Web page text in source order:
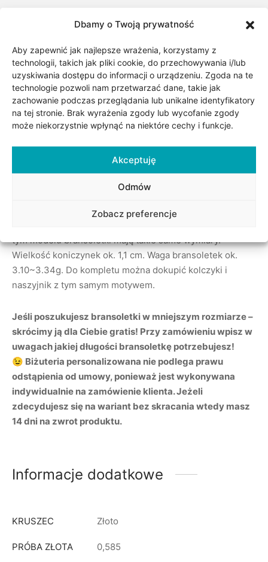
Dbamy o Twoją prywatność
Aby zapewnić jak najlepsze wrażenia, korzystamy z
technologii, takich jak pliki cookie, do przechowywania i/lub
uzyskiwania dostępu do informacji o urządzeniu. Zgoda na te
technologie pozwoli nam przetwarzać dane, takie jak
zachowanie podczas przeglądania lub unikalne identyfikatory
na tej stronie. Brak wyrażenia zgody lub wycofanie zgody
może niekorzystnie wpłynąć na niektóre cechy i funkcje.
Akceptuję
Odmów
Zobacz preferencje
Opis
Bransoletka jest wykonana ze złota próby 0,585 (14kt) z
czarną masą perłową. Bransoletka z modnym wzorem
koniczynek posiada 5 zawieszek w kształcie koniczyny
bransoletki 19 cm. Bransoletka jest zapinana na klasyczne
tym modelu bransoletki mają takie same wymiary.
Wielkość koniczynek ok. 1,1 cm. Waga bransoletek ok.
3.10~3.34g. Do kompletu można dokupić kolczyki i
naszyjnik z tym samym motywem.
Jeśli poszukujesz bransoletki w mniejszym rozmiarze –
skrócimy ją dla Ciebie gratis! Przy zamówieniu wpisz w
uwagach jakiej długości bransoletkę potrzebujesz!
😉 Biżuteria personalizowana nie podlega prawu
odstąpienia od umowy, ponieważ jest wykonywana
indywidualnie na zamówienie klienta. Jeżeli
zdecydujesz się na wariant bez skracania wtedy masz
14 dni na zwrot produktu.
Informacje dodatkowe
KRUSZEC Złoto
PRÓBA ZŁOTA 0,585